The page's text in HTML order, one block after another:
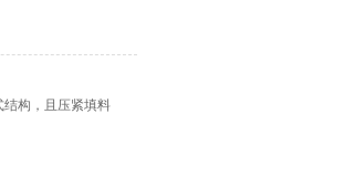
构，且压紧填料